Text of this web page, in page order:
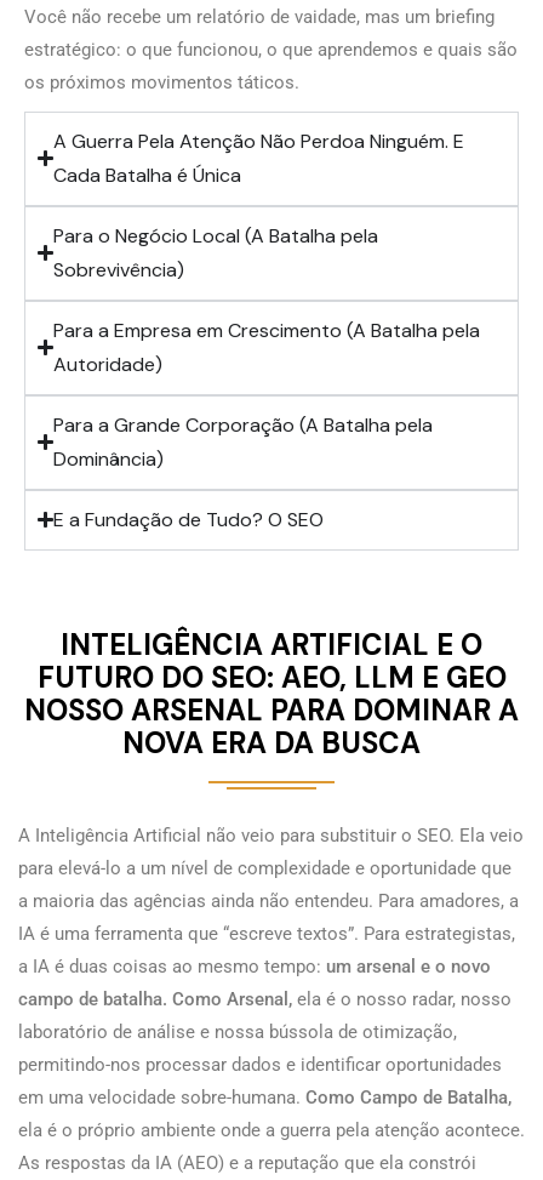
Você não recebe um relatório de vaidade, mas um briefing
estratégico: o que funcionou, o que aprendemos e quais são
os próximos movimentos táticos.
A Guerra Pela Atenção Não Perdoa Ninguém. E
Cada Batalha é Única
Para o Negócio Local (A Batalha pela
Sobrevivência)
Para a Empresa em Crescimento (A Batalha pela
Autoridade)
Para a Grande Corporação (A Batalha pela
Dominância)
E a Fundação de Tudo? O SEO
INTELIGÊNCIA ARTIFICIAL E O
FUTURO DO SEO: AEO, LLM E GEO
NOSSO ARSENAL PARA DOMINAR A
NOVA ERA DA BUSCA
A Inteligência Artificial não veio para substituir o SEO. Ela veio
para elevá-lo a um nível de complexidade e oportunidade que
a maioria das agências ainda não entendeu. Para amadores, a
IA é uma ferramenta que “escreve textos”. Para estrategistas,
a IA é duas coisas ao mesmo tempo: um arsenal e o novo
campo de batalha. Como Arsenal, ela é o nosso radar, nosso
laboratório de análise e nossa bússola de otimização,
permitindo-nos processar dados e identificar oportunidades
em uma velocidade sobre-humana. Como Campo de Batalha,
ela é o próprio ambiente onde a guerra pela atenção acontece.
As respostas da IA (AEO) e a reputação que ela constrói